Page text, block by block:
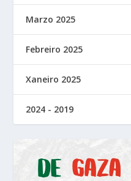
Marzo 2025
Febreiro 2025
Xaneiro 2025
2024 - 2019